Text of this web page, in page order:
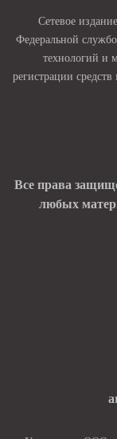
Сетевое
Федеральной
технологий и
регистрации
Все права
любых